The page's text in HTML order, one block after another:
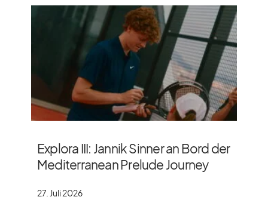
Explora III: Jannik Sinner an Bord der
Mediterranean Prelude Journey
27. Juli 2026